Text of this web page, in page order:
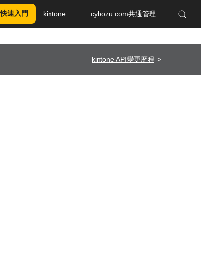
快速入門 kintone cybozu.com共通管理
Enhanced by Google
kintone API變更歷程